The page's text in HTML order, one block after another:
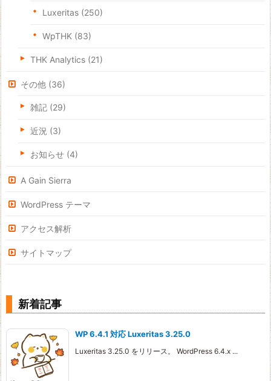
Luxeritas (250)
WpTHK (83)
THK Analytics (21)
その他 (36)
雑記 (29)
近況 (3)
お知らせ (4)
A Gain Sierra
WordPress テーマ
アクセス解析
サイトマップ
新着記事
WP 6.4.1 対応 Luxeritas 3.25.0
Luxeritas 3.25.0 をリリース。 WordPress 6.4.x ...